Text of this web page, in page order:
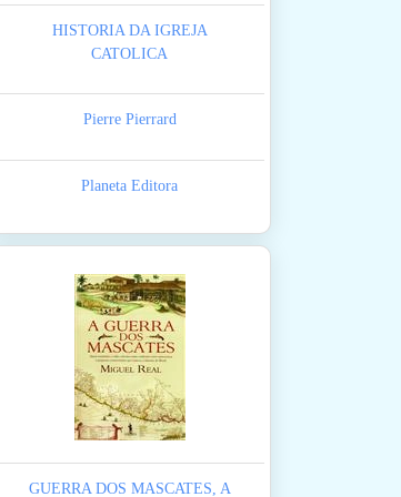
HISTORIA DA IGREJA
CATOLICA
Pierre Pierrard
Planeta Editora
GUERRA DOS MASCATES, A